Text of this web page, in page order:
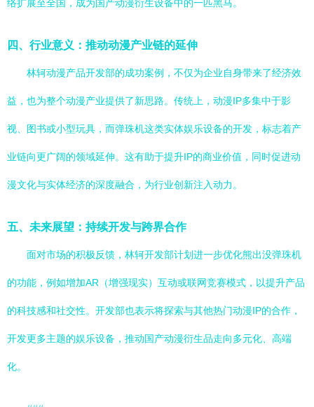
络扩展至全国，成为国产动漫衍生设备中的一匹黑马。
四、行业意义：推动动漫产业链的延伸
林轲动漫产品开发部的成功案例，不仅为企业自身带来了经济效
益，也为整个动漫产业提供了新思路。传统上，动漫IP多集中于影
视、图书或小型玩具，而弹珠机这类实体娱乐设备的开发，标志着产
业链向更广阔的领域延伸。这有助于提升IP的商业价值，同时促进动
漫文化与实体经济的深度融合，为行业创新注入动力。
五、未来展望：持续开发与跨界合作
面对市场的积极反馈，林轲开发部计划进一步优化熊出没弹珠机
的功能，例如增加AR（增强现实）互动或联网竞赛模式，以提升产品
的科技感和社交性。开发部也表示将探索与其他热门动漫IP的合作，
开发更多主题的娱乐设备，推动国产动漫衍生品走向多元化、高端
化。